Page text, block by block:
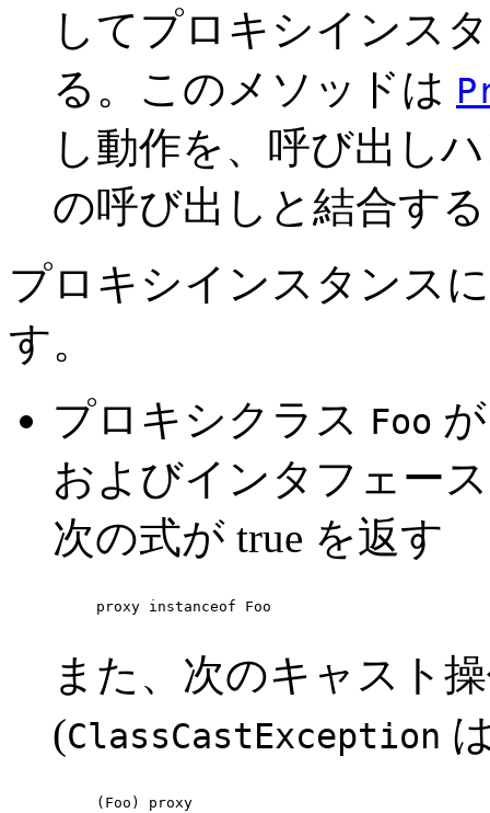
してプロキシインス
る。このメソッドは
し動作を、呼び出し
の呼び出しと結合する
プロキシインスタンス
す。
プロキシクラス Foo
およびインタフェー
次の式が true を返す
proxy instanceof Foo
また、次のキャスト
(ClassCastException
(Foo) proxy